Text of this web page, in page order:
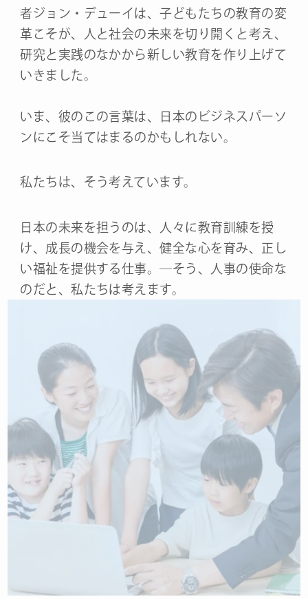
者ジョン・デューイは、子どもたちの教育の変
革こそが、人と社会の未来を切り開くと考え、
研究と実践のなかから新しい教育を作り上げて
いきました。
いま、彼のこの言葉は、日本のビジネスパーソ
ンにこそ当てはまるのかもしれない。
私たちは、そう考えています。
日本の未来を担うのは、人々に教育訓練を授
け、成長の機会を与え、健全な心を育み、正し
い福祉を提供する仕事。―そう、人事の使命な
のだと、私たちは考えます。